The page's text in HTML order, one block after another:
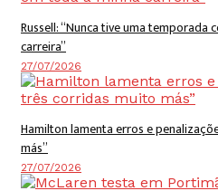
Russell: “Nunca tive uma temporada
carreira”
27/07/2026
Hamilton lamenta erros e
más”
27/07/2026